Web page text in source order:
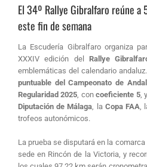
El 34º Rallye Gibralfaro reúne a
este fin de semana
La Escudería Gibralfaro organiza
XXXIV edición del Rallye
emblemáticas del calendario
puntuable del Campeonato de
Regularidad 2025, concoeficiente 5,
Diputación de Málaga, la Copa FAA,
trofeos autonómicos.
La prueba se disputará en la
sede en Rincón de la Victoria, y